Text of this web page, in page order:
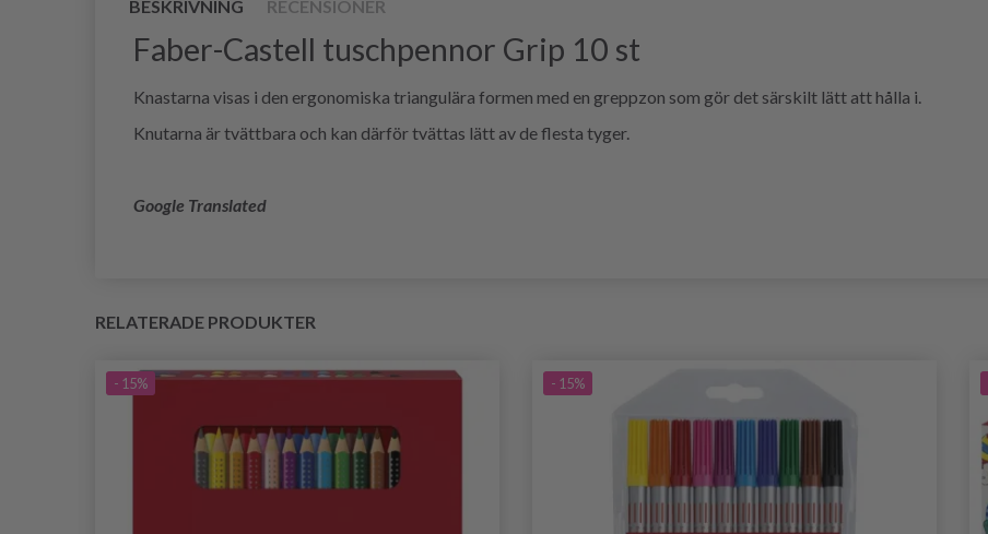
BESKRIVNING RECENSIONER
Faber-Castell tuschpennor Grip 10 st
Knastarna visas i den ergonomiska triangulära formen med en greppzon som gör det särskilt lätt att hålla i.
Knutarna är tvättbara och kan därför tvättas lätt av de flesta tyger.
Google Translated
RELATERADE PRODUKTER
- 15% - 15%